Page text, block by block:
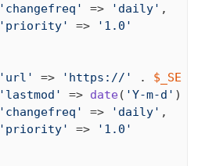
'changefreq'
=> 'daily' ,
'priority'
=>
'1.0'
'url'
=> 'https://' .
'lastmod'
=> date( 'Y-m-d' ),
'changefreq'
=> 'daily' ,
'priority'
=>
'1.0'